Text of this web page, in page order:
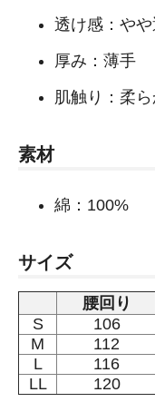
透け感：や
厚み：薄手
肌触り：柔
素材
綿：100%
サイズ
腰回り
S
106
M
112
L
116
LL
120